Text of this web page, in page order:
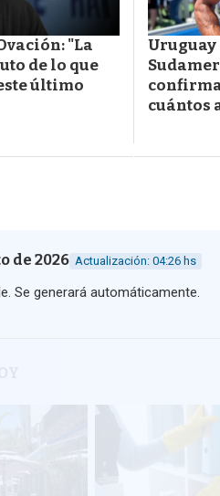
"La
de lo que
último
Uruguay
cuántos
de 2026 Actualización: 04:26 hs
Se generará automáticamente.